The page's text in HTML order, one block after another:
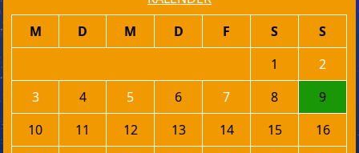
M D M D F S
S
1
2
3
4 5 6 7 8
9
10
11 12 13 14 15
16